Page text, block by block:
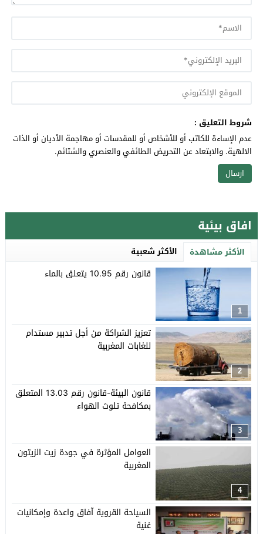
شروط التعليق :
عدم الإساءة للكاتب أو للأشخاص أو للمقدسات أو مهاجمة الأديان أو الذات
الالهية. والابتعاد عن التحريض الطائفي والعنصري والشتائم.
افاق بيئية
الأكثر مشاهدة الأكثر شعبية
1
قانون رقم 10.95 يتعلق بالماء
2
تعزيز الشراكة من أجل تدبير مستدام
للغابات المغربية
3
قانون البيئة-قانون رقم 13.03 المتعلق
بمكافحة تلوث الهواء
4
العوامل المؤثرة في جودة زيت الزيتون
المغربية
السياحة القروية آفاق واعدة وإمكانيات
غنية